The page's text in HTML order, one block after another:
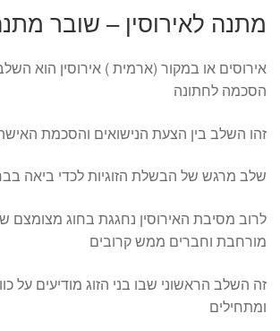
מתנה לאירוסין – שובר
אירוסים או במקור (ארמית ) אירוסין הוא
הסכמה לחתונה
זהו השלב בין הצעת הנישואים והסכמת
שלב מרגש של הבשלת הזוגיות לכדי ביאה
לרוב מסיבת האירוסין נחגגת בחוג
מורחבת וחברים ממש קרובים
זה השלב הראשוני שבו בני הזוג מודיעים על
ומתחילים